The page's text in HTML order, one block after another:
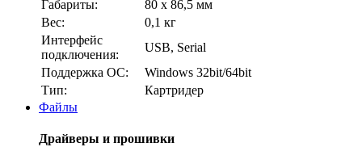
Габариты:
80 х 86,5 мм
Вес:
0,1 кг
Интерфейс
подключения:
USB, Serial
Поддержка ОС:
Windows 32bit/64bit
Тип:
Картридер
Файлы
Драйверы и прошивки